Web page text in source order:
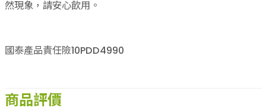
然現象，請安心飲用。
國泰產品責任險10PDD4990
商品評價